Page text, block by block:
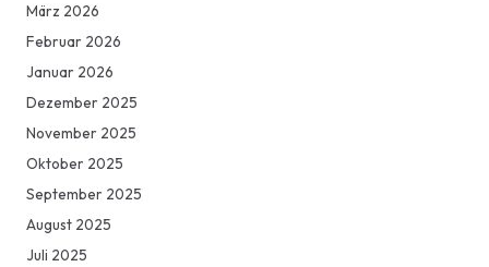
März 2026
Februar 2026
Januar 2026
Dezember 2025
November 2025
Oktober 2025
September 2025
August 2025
Juli 2025